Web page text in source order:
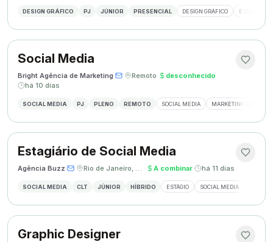
DESIGN GRÁFICO PJ JÚNIOR PRESENCIAL DESIGN GRÁFICO ESTÁGIO
Social Media
Bright Agência de Marketing· · Remoto· desconhecido·
há 10 dias
SOCIAL MEDIA PJ PLENO REMOTO SOCIAL MEDIA MARKETING DIGITAL
Estagiário de Social Media
Agência Buzz· · Rio de Janeiro, Brasil · A combinar· há 11 dias
SOCIAL MEDIA CLT JÚNIOR HÍBRIDO ESTÁGIO SOCIAL MEDIA
Graphic Designer